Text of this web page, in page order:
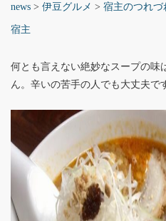
news > 伊豆グルメ > 宿主のつれづ
宿主
何とも言えない絶妙なスープの味
ん。辛いの苦手の人でも大丈夫で